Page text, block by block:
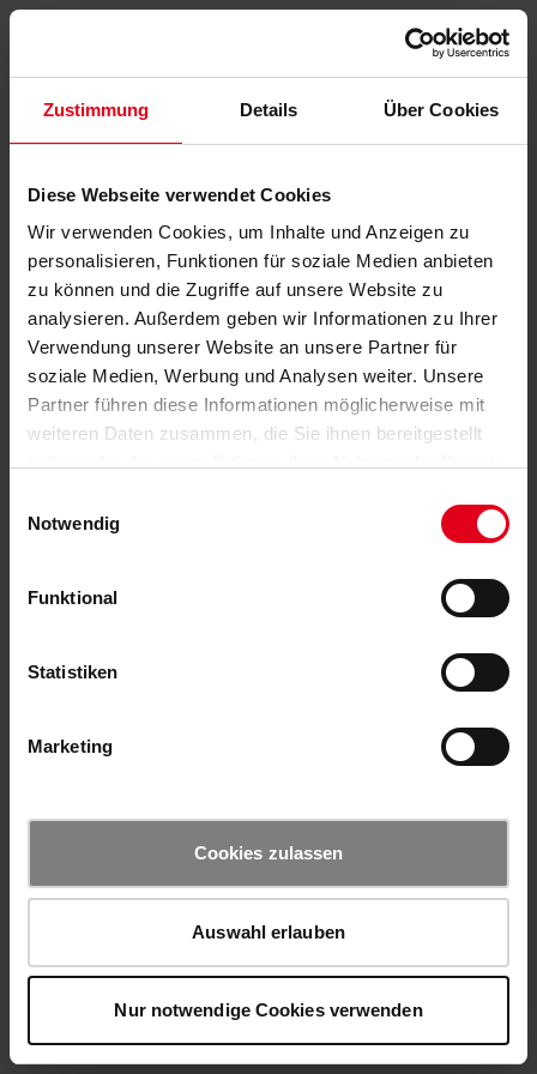
Zustimmung Details Über Cookies
Diese Webseite verwendet Cookies
Wir verwenden Cookies, um Inhalte und Anzeigen zu
personalisieren, Funktionen für soziale Medien anbieten
zu können und die Zugriffe auf unsere Website zu
analysieren. Außerdem geben wir Informationen zu Ihrer
Verwendung unserer Website an unsere Partner für
soziale Medien, Werbung und Analysen weiter. Unsere
Partner führen diese Informationen möglicherweise mit
weiteren Daten zusammen, die Sie ihnen bereitgestellt
Notwendig
Funktional
Statistiken
Marketing
Cookies zulassen
Auswahl erlauben
Nur notwendige Cookies verwenden